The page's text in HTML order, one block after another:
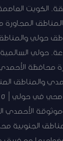
الكويت
حولي
حولي
محافظة
والمناطق
الأحمدي
الجنوبية